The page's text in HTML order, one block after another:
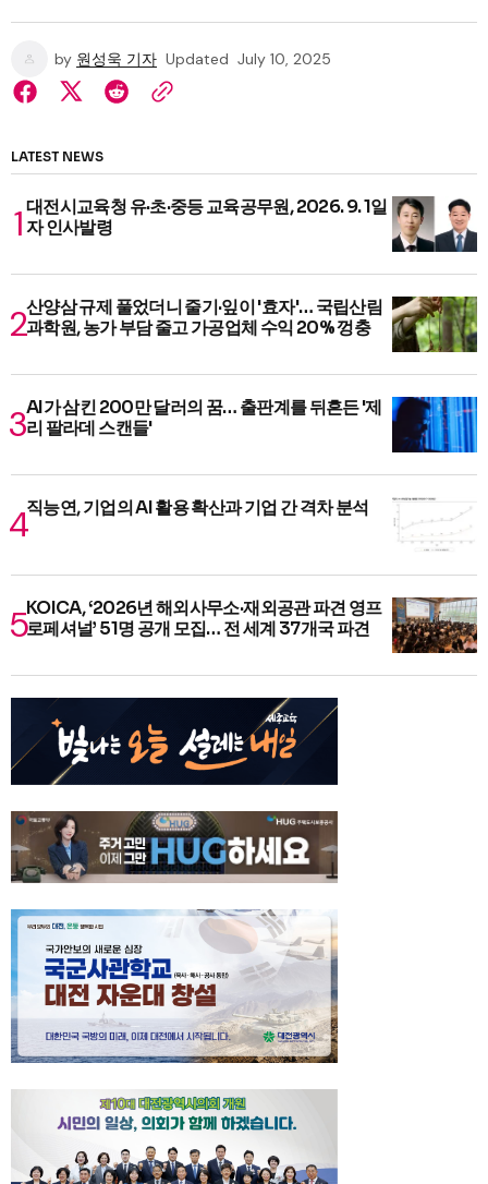
by 원성욱 기자 Updated July 10, 2025
LATEST NEWS
대전시교육청 유·초·중등 교육공무원, 2026. 9. 1일
자 인사발령
산양삼 규제 풀었더니 줄기·잎이 '효자'… 국립산림
과학원, 농가 부담 줄고 가공업체 수익 20% 껑충
AI가 삼킨 200만 달러의 꿈… 출판계를 뒤흔든 '제
리 팔라데 스캔들'
직능연, 기업의 AI 활용 확산과 기업 간 격차 분석
KOICA, ‘2026년 해외사무소·재외공관 파견 영프
로페셔널’ 51명 공개 모집… 전 세계 37개국 파견